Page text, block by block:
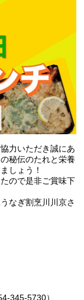
力いただき誠にあ
秘伝のたれと栄養
しょう！
ので是非ご賞味下
なぎ割烹川川京さ
345-5730）